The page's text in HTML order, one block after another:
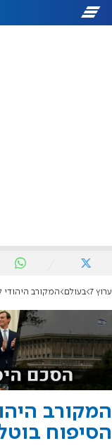
ערוץ 7 בעולם המקורב היהודי
המקורב
הסיפוח